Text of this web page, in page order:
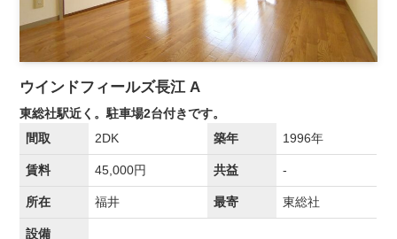
ウインドフィールズ長江 A
東総社駅近く。駐車場2台付きです。
間取
2DK 築年 1996年
賃料 45,000円 共益 -
所在 福井 最寄 東総社
設備